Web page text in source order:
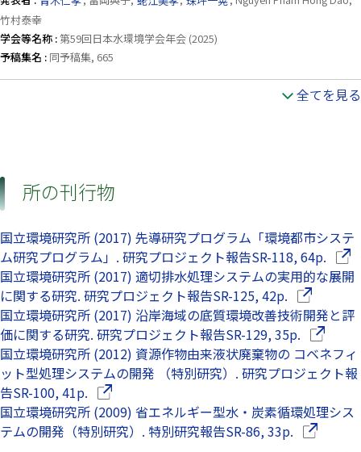
竹村泰幸
学会等名称 :第59回日本水環境学会年会 (2025)
予稿集名 : 同予稿集, 665
全てを見る
所の刊行物
国立環境研究所 (2017) 先導研究プログラム「環境都市システ
ム研究プログラム」. 研究プロジェクト報告SR-118, 64p. （
国立環境研究所 (2017) 適切排水処理システムの実用的な展開
に関する研究. 研究プロジェクト報告SR-125, 42p. （別ウイ
国立環境研究所 (2017) 沿岸海域の底質環境改善技術開発と評
価に関する研究. 研究プロジェクト報告SR-129, 35p. （別ウ
国立環境研究所 (2012) 資源作物由来液状廃棄物の コベネフィ
ット型処理システムの開発 （特別研究）. 研究プロジェクト報
告SR-100, 41p. （別ウインドウで開きます）
国立環境研究所 (2009) 省エネルギー型水・炭素循環処理シス
テムの開発（特別研究）. 特別研究報告SR-86, 33p. （別ウイ